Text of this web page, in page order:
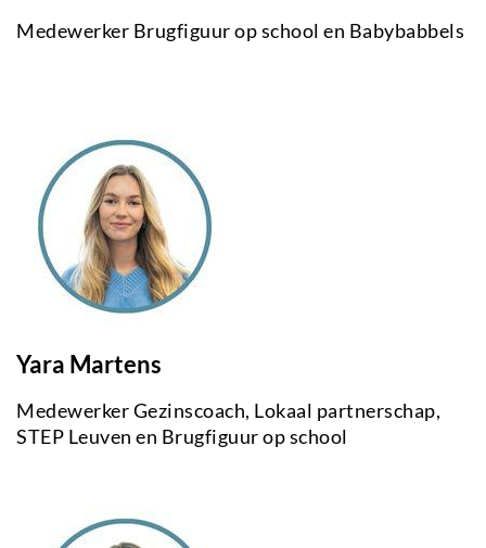
Medewerker Brugfiguur op school en Babybabbels
Yara Martens
Medewerker Gezinscoach, Lokaal partnerschap,
STEP Leuven en Brugfiguur op school